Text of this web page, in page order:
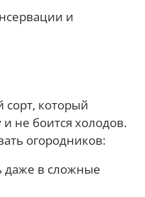
и
который
не боится холодов.
огородников:
даже в сложные